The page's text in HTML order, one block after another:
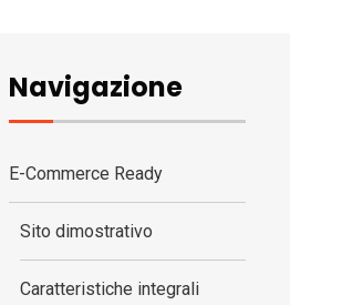
Navigazione
E-Commerce Ready
Sito dimostrativo
Caratteristiche integrali